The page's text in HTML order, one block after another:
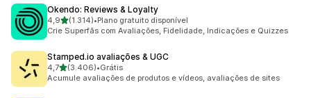
Okendo: Reviews & Loyalty
4,9de 5 estrelas
(1.314)
1314 avaliações ao todo
•Plano gratuito disponível
Crie Superfãs com Avaliações, Fidelidade, Indicações e Quizzes
Stamped.io avaliações & UGC
4,7de 5 estrelas
(3.406)
3406 avaliações ao todo
•Grátis
Acumule avaliações de produtos e vídeos, avaliações de sites